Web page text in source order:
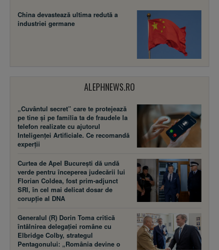
China devastează ultima redută a
industriei germane
ALEPHNEWS.RO
„Cuvântul secret” care te protejează
pe tine și pe familia ta de fraudele la
telefon realizate cu ajutorul
Inteligenței Artificiale. Ce recomandă
experții
Curtea de Apel București dă undă
verde pentru începerea judecării lui
Florian Coldea, fost prim-adjunct
SRI, în cel mai delicat dosar de
corupție al DNA
Generalul (R) Dorin Toma critică
întâlnirea delegației române cu
Elbridge Colby, strategul
Pentagonului: „România devine o